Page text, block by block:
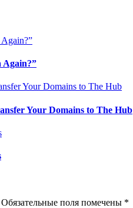
Again?”
Your Domains to The Hub
Обязательные поля помечены *